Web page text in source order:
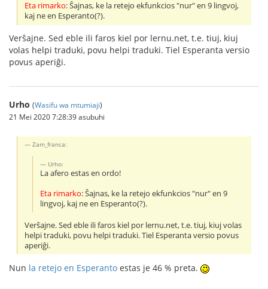
Eta rimarko: Ŝajnas, ke la retejo ekfunkcios "nur" en 9 lingvoj,
kaj ne en Esperanto(?).
Verŝajne. Sed eble ili faros kiel por lernu.net, t.e. tiuj, kiuj
volas helpi traduki, povu helpi traduki. Tiel Esperanta versio
povus aperiĝi.
Urho (Wasifu wa mtumiaji)
21 Mei 2020 7:28:39 asubuhi
Zam_franca:
Urho:
La afero estas en ordo!
Eta rimarko: Ŝajnas, ke la retejo ekfunkcios "nur" en 9
lingvoj, kaj ne en Esperanto(?).
Verŝajne. Sed eble ili faros kiel por lernu.net, t.e. tiuj, kiuj volas
helpi traduki, povu helpi traduki. Tiel Esperanta versio povus
aperiĝi.
Nun la retejo en Esperanto estas je 46 % preta.